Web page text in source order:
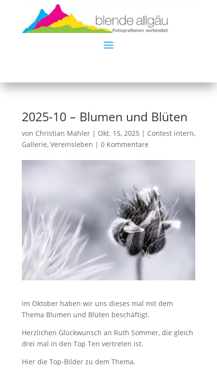
2025-10 – Blumen und Blüten
von Christian Mahler| Okt. 15, 2025 | Contest intern,
Gallerie, Vereinsleben | 0 Kommentare
Im Oktober haben wir uns dieses mal mit dem
Thema Blumen und Blüten beschäftigt.
Herzlichen Glückwunsch an Ruth Sommer, die gleich
drei mal in den Top Ten vertreten ist.
Hier die Top-Bilder zu dem Thema.